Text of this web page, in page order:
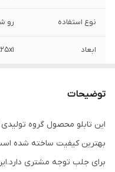
نوع استفاده رو
ابعاد
توضیحات
این تابلو محصول گروه تولیدی
بهترین کیفیت ساخته شده
برای جلب توجه مشتری